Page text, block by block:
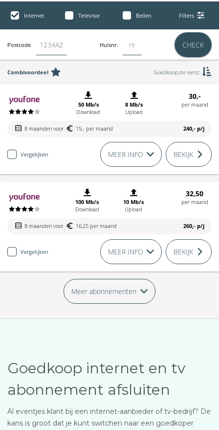
Internet Televisie Bellen Filters
Postcode Huisnr. CHECK
Combivoordeel Goedkoopste eerst
50 Mb/s
Download
8 Mb/s
Upload
30,-
per maand
8 maanden voor 15,- per maand 240,- p/j
Vergelijken MEER INFO BEKIJK
100 Mb/s
Download
10 Mb/s
Upload
32,50
per maand
8 maanden voor 16,25 per maand 260,- p/j
Vergelijken MEER INFO BEKIJK
Meer abonnementen
Goedkoop internet en tv
abonnement afsluiten
Al eventjes klant bij een internet-aanbieder of tv-bedrijf? De
kans is groot dat je kunt switchen naar een goedkoper